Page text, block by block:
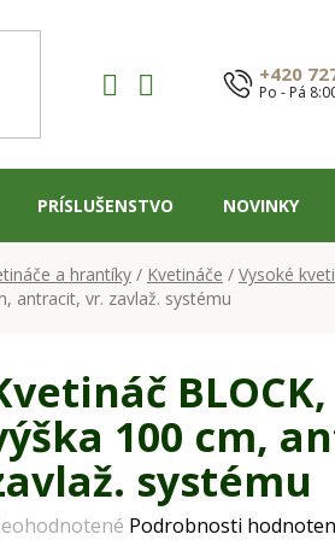
+420
Po - Pá
PRÍSLUŠENSTVO NOVINKY
a hrantíky / Kvetináče / Vysoké
antracit, vr. zavlaž. systému
100 cm,
systému
Podrobnosti